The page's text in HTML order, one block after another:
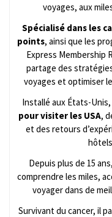
voyages, aux
Spécialisé dans les
points, ainsi que les
Express Membership
partage des
voyages et optimiser
Installé aux États-
pour visiter les USA,
et des retours
Depuis plus de 15
comprendre les miles,
voyager dans de
Survivant du cancer, il